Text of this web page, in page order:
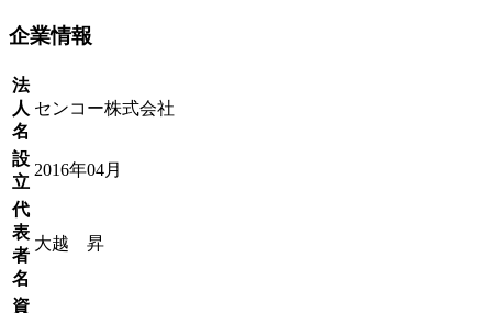
企業情報
法
人
名
センコー株式会社
設
立
2016年04月
代
表
者
名
大越 昇
資